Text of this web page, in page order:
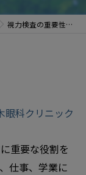
視力検査の重要性とその方法
眼科クリニック
重要な役割を
仕事、学業に